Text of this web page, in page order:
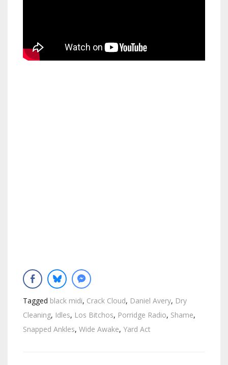
Tagged black midi, Crack Cloud, Daniel Avery, Dry
Cleaning, Idles, Los Bitchos, Porridge Radio, Shame,
Snapped Ankles, Wide Awake, Yard Act